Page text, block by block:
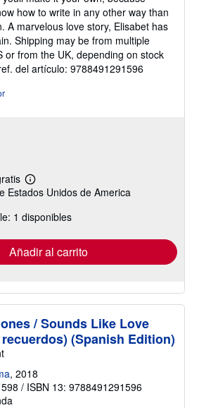
how to write in any other way than
A marvelous love story, Elisabet has
Shipping may be from multiple
or from the UK, depending on stock
del artículo: 9788491291596
Más
información
las
tarifas
envío
Estados Unidos de America
1 disponibles
Añadir al carrito
/ Sounds Like Love
(Spanish Edition)
, 2018
/ ISBN 13: 9788491291596